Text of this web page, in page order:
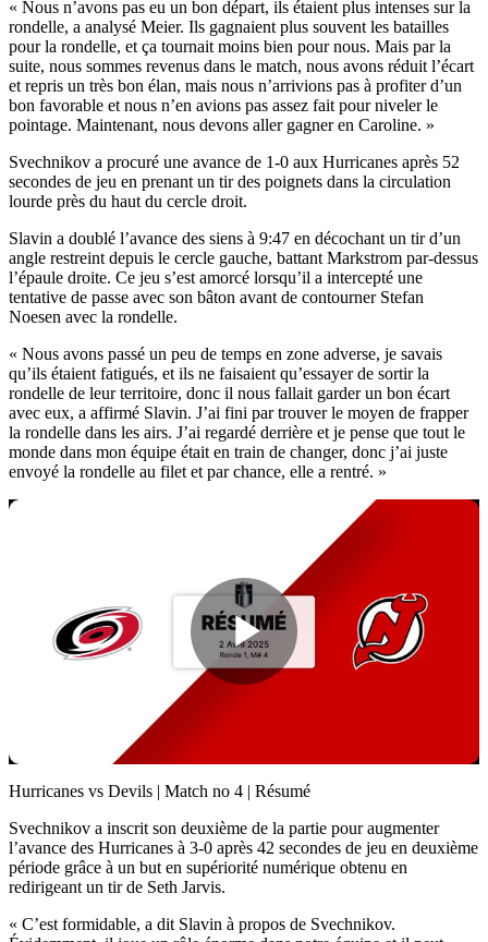
« Nous n’avons pas eu un bon départ, ils étaient plus intenses sur la
rondelle, a analysé Meier. Ils gagnaient plus souvent les batailles
pour la rondelle, et ça tournait moins bien pour nous. Mais par la
suite, nous sommes revenus dans le match, nous avons réduit l’écart
et repris un très bon élan, mais nous n’arrivions pas à profiter d’un
bon favorable et nous n’en avions pas assez fait pour niveler le
pointage. Maintenant, nous devons aller gagner en Caroline. »
Svechnikov a procuré une avance de 1-0 aux Hurricanes après 52
secondes de jeu en prenant un tir des poignets dans la circulation
lourde près du haut du cercle droit.
Slavin a doublé l’avance des siens à 9:47 en décochant un tir d’un
angle restreint depuis le cercle gauche, battant Markstrom par-dessus
l’épaule droite. Ce jeu s’est amorcé lorsqu’il a intercepté une
tentative de passe avec son bâton avant de contourner Stefan
Noesen avec la rondelle.
« Nous avons passé un peu de temps en zone adverse, je savais
qu’ils étaient fatigués, et ils ne faisaient qu’essayer de sortir la
rondelle de leur territoire, donc il nous fallait garder un bon écart
avec eux, a affirmé Slavin. J’ai fini par trouver le moyen de frapper
la rondelle dans les airs. J’ai regardé derrière et je pense que tout le
monde dans mon équipe était en train de changer, donc j’ai juste
envoyé la rondelle au filet et par chance, elle a rentré. »
Play
Video
Hurricanes vs Devils | Match no 4 | Résumé
Svechnikov a inscrit son deuxième de la partie pour augmenter
l’avance des Hurricanes à 3-0 après 42 secondes de jeu en deuxième
période grâce à un but en supériorité numérique obtenu en
redirigeant un tir de Seth Jarvis.
« C’est formidable, a dit Slavin à propos de Svechnikov.